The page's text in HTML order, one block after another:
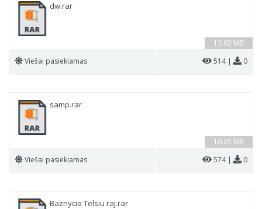
13.62 MB
dw.rar
Viešai pasiekiamas 514 | 0
10.05 MB
samp.rar
Viešai pasiekiamas 574 | 0
Baznycia Telsiu raj.rar